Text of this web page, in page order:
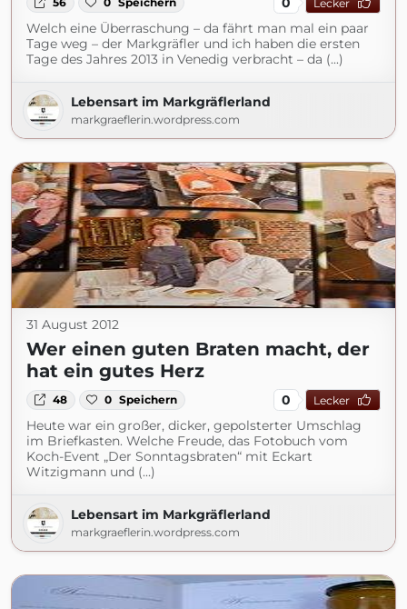
Lecker
Welch eine Überraschung – da fährt man mal ein paar
Tage weg – der Markgräfler und ich haben die ersten
Tage des Jahres 2013 in Venedig verbracht – da (...)
Lebensart im Markgräflerland
markgraeflerin.wordpress.com
31 August 2012
Wer einen guten Braten macht, der
hat ein gutes Herz
48 0 Speichern 0 Lecker
Heute war ein großer, dicker, gepolsterter Umschlag
im Briefkasten. Welche Freude, das Fotobuch vom
Koch-Event „Der Sonntagsbraten“ mit Eckart
Witzigmann und (...)
Lebensart im Markgräflerland
markgraeflerin.wordpress.com